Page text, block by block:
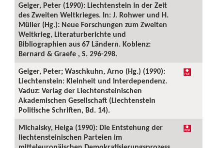
Geiger, Peter (1990): Liechtenstein in der Zeit
des Zweiten Weltkrieges. In: J. Rohwer und H.
Müller (Hg.): Neue Forschungen zum Zweiten
Weltkrieg, Literaturberichte und
Bibliographien aus 67 Ländern. Koblenz:
Bernard & Graefe , S. 296-298.
Geiger, Peter; Waschkuhn, Arno (Hg.) (1990):
Liechtenstein: Kleinheit und Interdependenz.
Vaduz: Verlag der Liechtensteinischen
Akademischen Gesellschaft (Liechtenstein
Politische Schriften, Bd. 14).
Michalsky, Helga (1990): Die Entstehung der
liechtensteinischen Parteien im